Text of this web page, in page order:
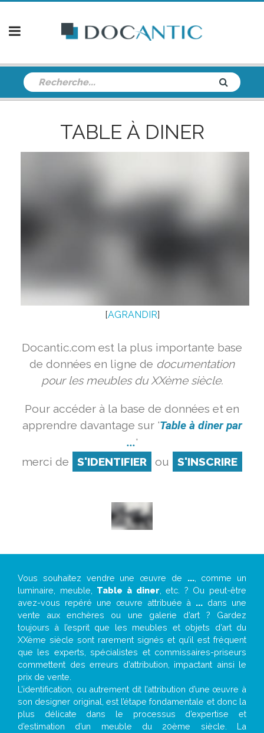
TABLE À DINER
[AGRANDIR]
Docantic.com est la plus importante base
de données en ligne de documentation
pour les meubles du XXème siècle.
Pour accéder à la base de données et en
apprendre davantage sur 'Table à diner par
...'
merci de
S'IDENTIFIER ou S'INSCRIRE
Vous souhaitez vendre une œuvre de ..., comme un
luminaire, meuble, Table à diner , etc. ? Ou peut-être
avez-vous repéré une œuvre attribuée à ... dans une
vente aux enchères ou une galerie d’art ? Gardez
toujours à l’esprit que les meubles et objets d’art du
XXème siècle sont rarement signés et qu’il est fréquent
que les experts, spécialistes et commissaires-priseurs
commettent des erreurs d’attribution, impactant ainsi le
prix de vente.
L’identification, ou autrement dit l’attribution d’une œuvre à
son designer original, est l’étape fondamentale et donc la
plus délicate dans le processus d’expertise et
d’estimation d’un meuble du 20ème siècle. La